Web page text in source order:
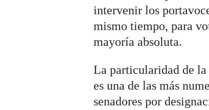
intervenir los
mismo tiempo, para
mayoría absoluta.
La particularidad de la
es una de las más
senadores por